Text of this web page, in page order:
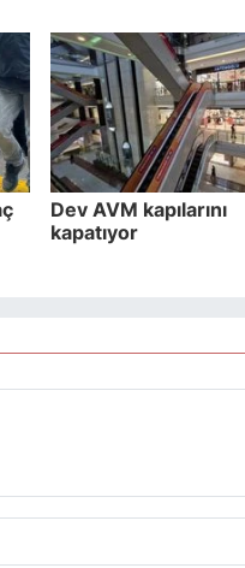
Dev AVM kapılarını
kapatıyor